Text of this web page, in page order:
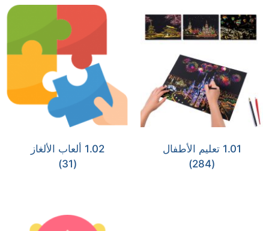
1.01 تعليم الأطفال
(284)
1.02 ألعاب الألغاز
(31)